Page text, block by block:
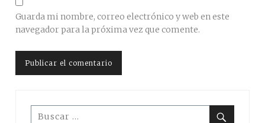
Guarda mi nombre, correo electrónico y web en este
navegador para la próxima vez que comente.
Buscar: